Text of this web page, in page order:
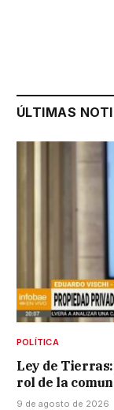
ÚLTIMAS
POLÍTICA
Ley de
rol de la
9 de agosto de 2026